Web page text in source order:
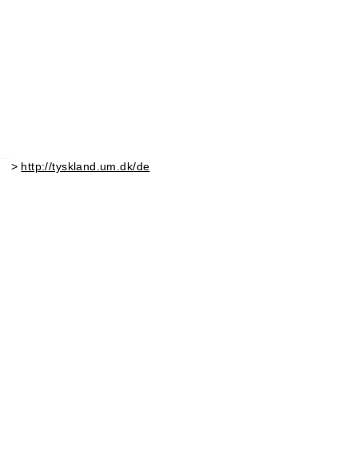
> http://tyskland.um.dk/de